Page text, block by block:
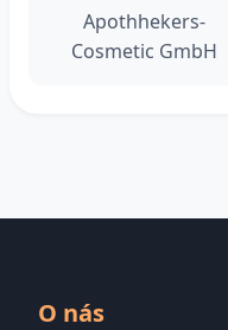
Apothhekers-
Cosmetic GmbH
O nás